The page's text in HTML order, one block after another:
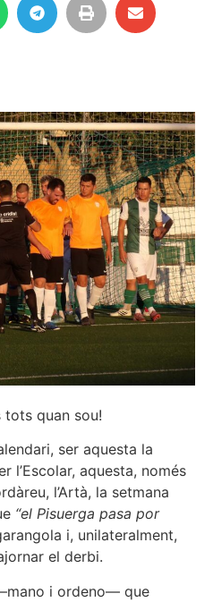
tots quan sou!
ser aquesta la
l’Escolar, aquesta, només
l’Artà, la setmana
“el Pisuerga pasa por
i, unilateralment,
el derbi.
i ordeno— que